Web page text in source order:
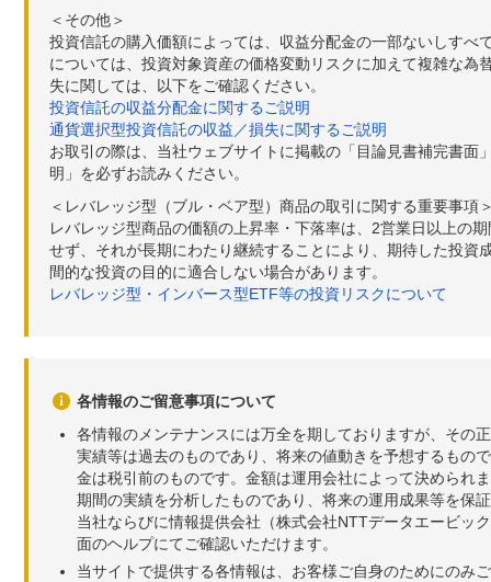
＜その他＞
投資信託の購入価額によっては、収益分配金の一部ないしす
については、投資対象資産の価格変動リスクに加えて複雑な
失に関しては、以下をご確認ください。
投資信託の収益分配金に関するご説明
通貨選択型投資信託の収益／損失に関するご説明
お取引の際は、当社ウェブサイトに掲載の「目論見書補完書
明」を必ずお読みください。
＜レバレッジ型（ブル・ベア型）商品の取引に関する重要事項
レバレッジ型商品の価額の上昇率・下落率は、2営業日以上の
せず、それが長期にわたり継続することにより、期待した投
間的な投資の目的に適合しない場合があります。
レバレッジ型・インバース型ETF等の投資リスクについて
各情報のご留意事項について
各情報のメンテナンスには万全を期しておりますが、その
実績等は過去のものであり、将来の値動きを予想するもの
金は税引前のものです。金額は運用会社によって決められ
期間の実績を分析したものであり、将来の運用成果等を保
当社ならびに情報提供会社（株式会社NTTデータエービッ
面のヘルプにてご確認いただけます。
当サイトで提供する各情報は、お客様ご自身のためにのみ